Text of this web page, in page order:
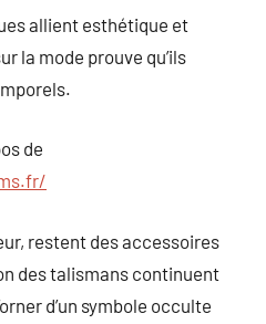
allient esthétique et
la mode prouve qu’ils
de
restent des accessoires
des talismans continuent
d’un symbole occulte